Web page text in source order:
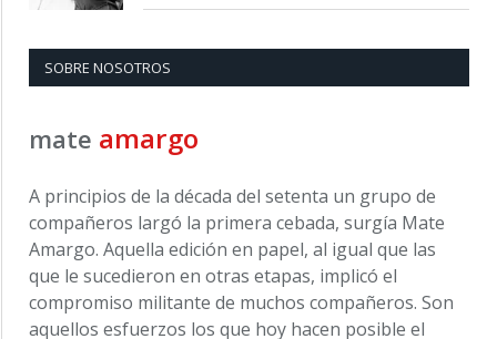
SOBRE NOSOTROS
mate amargo
A principios de la década del setenta un grupo de
compañeros largó la primera cebada, surgía Mate
Amargo. Aquella edición en papel, al igual que las
que le sucedieron en otras etapas, implicó el
compromiso militante de muchos compañeros. Son
aquellos esfuerzos los que hoy hacen posible el